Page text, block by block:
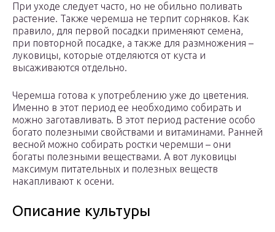
При уходе следует часто, но не обильно поливать
растение. Также черемша не терпит сорняков. Как
правило, для первой посадки применяют семена,
при повторной посадке, а также для размножения –
луковицы, которые отделяются от куста и
высаживаются отдельно.
Черемша готова к употреблению уже до цветения.
Именно в этот период ее необходимо собирать и
можно заготавливать. В этот период растение особо
богато полезными свойствами и витаминами. Ранней
весной можно собирать ростки черемши – они
богаты полезными веществами. А вот луковицы
максимум питательных и полезных веществ
накапливают к осени.
Описание культуры